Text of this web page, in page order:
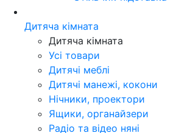
Дитяча кімната
Дитяча кімната
Усі товари
Дитячі меблі
Дитячі манежі, кокони
Нічники, проектори
Ящики, органайзери
Радіо та відео няні